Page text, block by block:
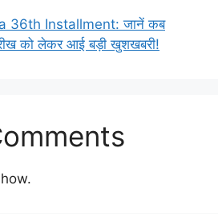
36th Installment: जानें कब
को लेकर आई बड़ी खुशखबरी!